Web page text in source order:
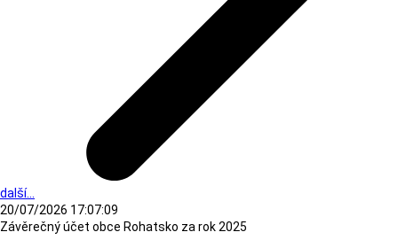
další...
20/07/2026 17:07:09
Závěrečný účet obce Rohatsko za rok 2025